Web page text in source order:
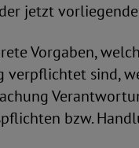
jetzt
Vorgaben,
verpflichtet sind,
bzw.